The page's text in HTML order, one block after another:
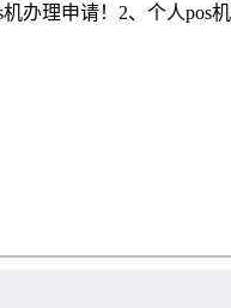
办理申请！2、个人pos